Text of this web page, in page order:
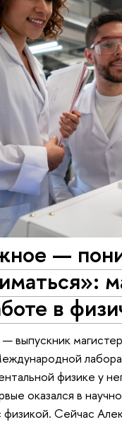
—
в
выпускник
физике у
оказался в
физикой. Сейчас